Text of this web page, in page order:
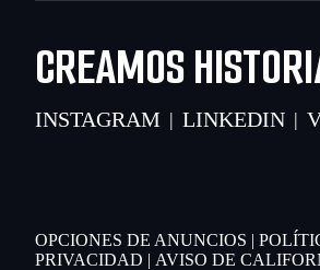
CREAMOS
INSTAGRAM | LINKEDIN |
OPCIONES DE ANUNCIOS |
PRIVACIDAD | AVISO DE